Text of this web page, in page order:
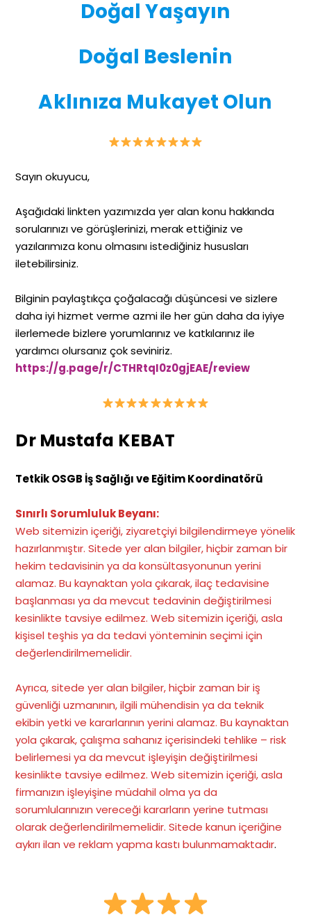
Doğal Yaşayın
Doğal Beslenin
Aklınıza Mukayet Olun
Sayın okuyucu,
Aşağıdaki linkten yazımızda yer alan konu hakkında
sorularınızı ve görüşlerinizi, merak ettiğiniz ve
yazılarımıza konu olmasını istediğiniz hususları
iletebilirsiniz.
Bilginin paylaştıkça çoğalacağı düşüncesi ve sizlere
daha iyi hizmet verme azmi ile her gün daha da iyiye
ilerlemede bizlere yorumlarınız ve katkılarınız ile
yardımcı olursanız çok seviniriz.
https://g.page/r/CTHRtqI0z0gjEAE/review
Dr Mustafa KEBAT
Tetkik OSGB İş Sağlığı ve Eğitim Koordinatörü
Sınırlı Sorumluluk Beyanı:
Web sitemizin içeriği, ziyaretçiyi bilgilendirmeye yönelik
hazırlanmıştır. Sitede yer alan bilgiler, hiçbir zaman bir
hekim tedavisinin ya da konsültasyonunun yerini
alamaz. Bu kaynaktan yola çıkarak, ilaç tedavisine
başlanması ya da mevcut tedavinin değiştirilmesi
kesinlikte tavsiye edilmez. Web sitemizin içeriği, asla
kişisel teşhis ya da tedavi yönteminin seçimi için
değerlendirilmemelidir.
Ayrıca, sitede yer alan bilgiler, hiçbir zaman bir iş
güvenliği uzmanının, ilgili mühendisin ya da teknik
ekibin yetki ve kararlarının yerini alamaz. Bu kaynaktan
yola çıkarak, çalışma sahanız içerisindeki tehlike – risk
belirlemesi ya da mevcut işleyişin değiştirilmesi
kesinlikte tavsiye edilmez. Web sitemizin içeriği, asla
firmanızın işleyişine müdahil olma ya da
sorumlularınızın vereceği kararların yerine tutması
olarak değerlendirilmemelidir. Sitede kanun içeriğine
aykırı ilan ve reklam yapma kastı bulunmamaktadır.